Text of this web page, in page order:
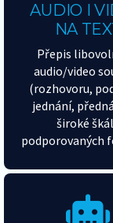
AUDIO I
NA
Přepis
audio/video
(rozhovoru,
jednání,
široké
podporovaných